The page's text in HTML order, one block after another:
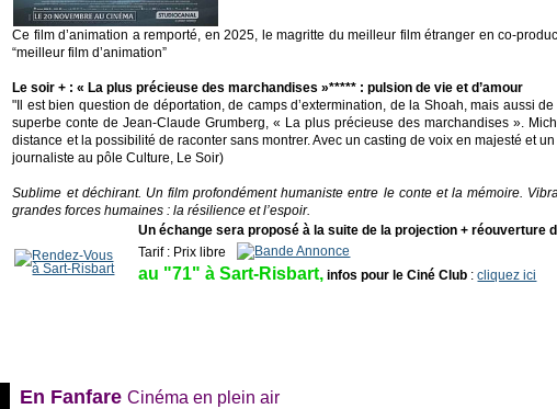
Ce film d’animation a remporté, en 2025, le magritte du meilleur film étranger en co-
“meilleur film d’animation”
Le soir + : « La plus précieuse des marchandises »***** : pulsion de vie et d’amour
"Il est bien question de déportation, de camps d’extermination, de la Shoah, mais aussi
superbe conte de Jean-Claude Grumberg, « La plus précieuse des marchandises ».
distance et la possibilité de raconter sans montrer. Avec un casting de voix en majesté et
journaliste au pôle Culture, Le Soir)
Sublime et déchirant. Un film profondément humaniste entre le conte et la mémoire.
grandes forces humaines : la résilience et l’espoir.
Un échange sera proposé à la suite de la projection + réouverture
Tarif : Prix libre
au "71" à Sart-Risbart, infos pour le Ciné Club :cliquez ici
En Fanfare Cinéma en plein air